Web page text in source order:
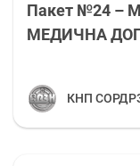
Пакет №24 –
МЕДИЧНА
КНП